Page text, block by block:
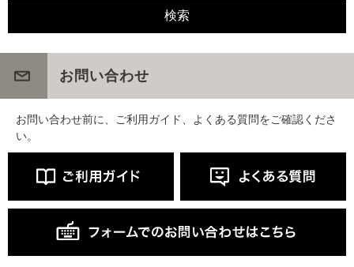
お問い合わせ
お問い合わせ前に、ご利用ガイド、よくある質問をご確認くださ
い。